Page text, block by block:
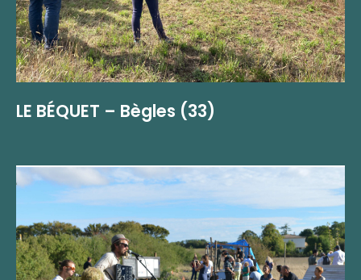
LE BÉQUET – Bègles (33)